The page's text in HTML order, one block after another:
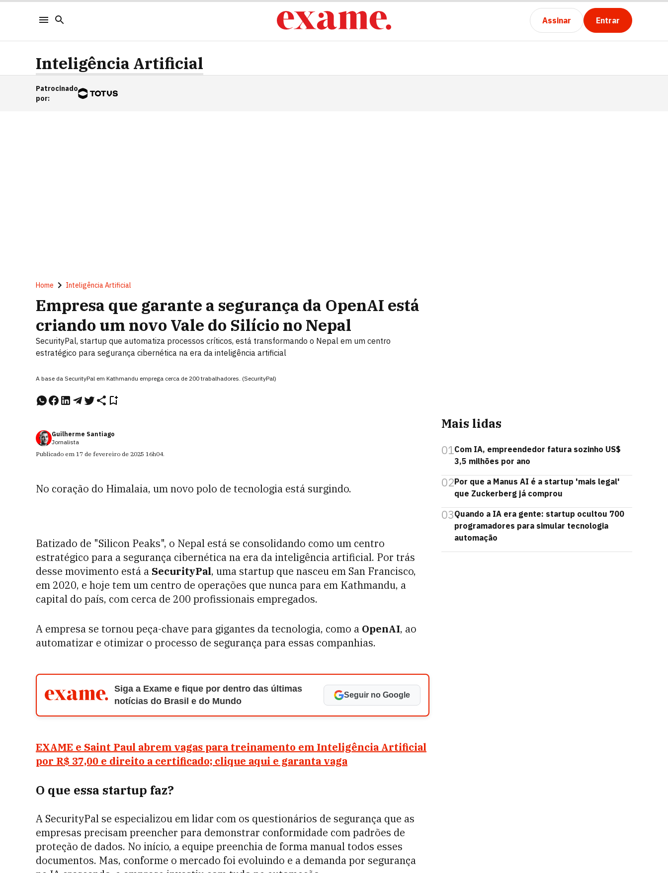
Assinar Entrar
Inteligência Artificial
Patrocinado
por:
Home Inteligência Artificial
Empresa que garante a segurança da OpenAI está
criando um novo Vale do Silício no Nepal
SecurityPal, startup que automatiza processos críticos, está transformando o Nepal em um centro
estratégico para segurança cibernética na era da inteligência artificial
A base da SecurityPal em Kathmandu emprega cerca de 200 trabalhadores. (SecurityPal)
Guilherme Santiago
Jornalista
Publicado em 17 de fevereiro de 2025 16h04.
No coração do Himalaia, um novo polo de tecnologia está surgindo.
Batizado de "Silicon Peaks", o Nepal está se consolidando como um centro
estratégico para a segurança cibernética na era da inteligência artificial. Por trás
desse movimento está a SecurityPal, uma startup que nasceu em San Francisco,
em 2020, e hoje tem um centro de operações que nunca para em Kathmandu, a
capital do país, com cerca de 200 profissionais empregados.
A empresa se tornou peça-chave para gigantes da tecnologia, como a OpenAI, ao
automatizar e otimizar o processo de segurança para essas companhias.
Siga a Exame e fique por dentro das últimas
notícias do Brasil e do Mundo
Seguir no Google
EXAME e Saint Paul abrem vagas para treinamento em Inteligência Artificial
por R$ 37,00 e direito a certificado; clique aqui e garanta vaga
O que essa startup faz?
A SecurityPal se especializou em lidar com os questionários de segurança que as
empresas precisam preencher para demonstrar conformidade com padrões de
proteção de dados. No início, a equipe preenchia de forma manual todos esses
documentos. Mas, conforme o mercado foi evoluindo e a demanda por segurança
Mais lidas
01Com IA, empreendedor fatura sozinho US$
3,5 milhões por ano
02Por que a Manus AI é a startup 'mais legal'
que Zuckerberg já comprou
03Quando a IA era gente: startup ocultou 700
programadores para simular tecnologia
automação